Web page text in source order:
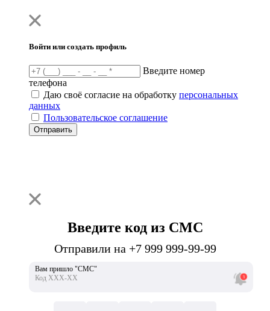
Войти или создать профиль
Введите номер
телефона
Даю своё согласие на обработку персональных
данных
Пользовательское соглашение
Отправить
Введите код из СМС
Отправили на +7 999 999-99-99
Вам пришло "СМС"
Код ХХХ-ХХ